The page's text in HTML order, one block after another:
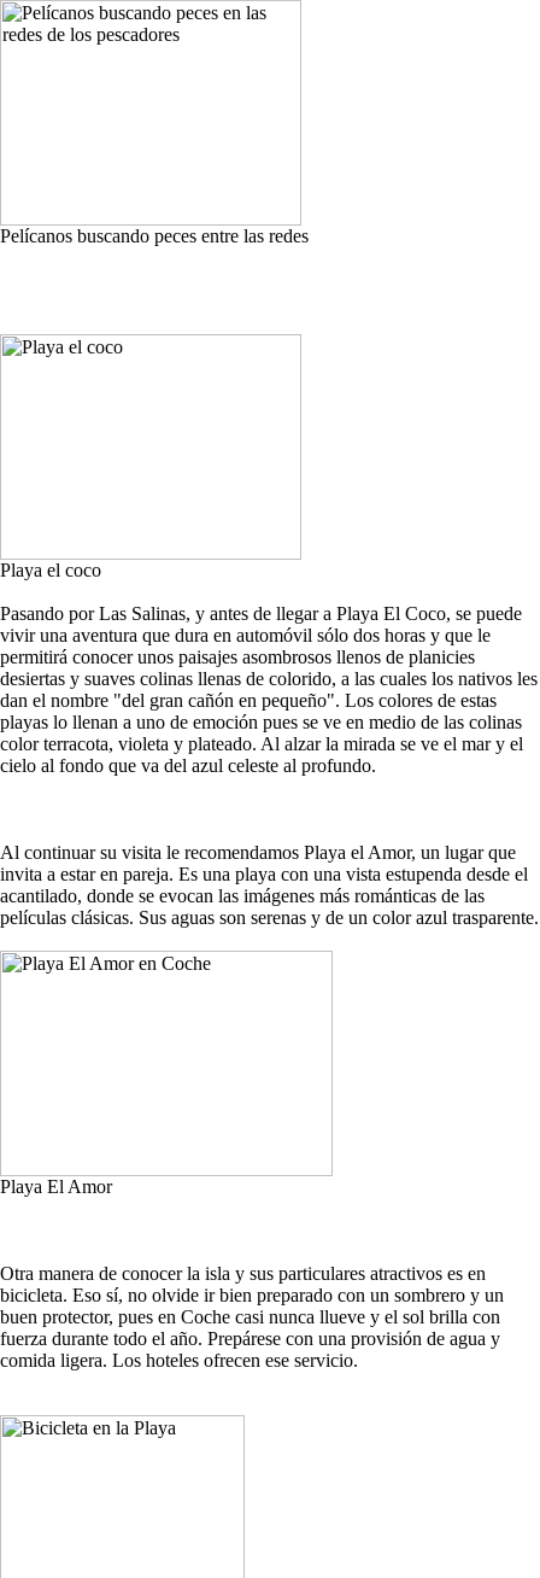
Pelícanos buscando peces entre las redes
Playa el coco
Pasando por Las Salinas, y antes de llegar a Playa El Coco, se puede
vivir una aventura que dura en automóvil sólo dos horas y que le
permitirá conocer unos paisajes asombrosos llenos de planicies
desiertas y suaves colinas llenas de colorido, a las cuales los nativos les
dan el nombre "del gran cañón en pequeño". Los colores de estas
playas lo llenan a uno de emoción pues se ve en medio de las colinas
color terracota, violeta y plateado. Al alzar la mirada se ve el mar y el
cielo al fondo que va del azul celeste al profundo.
Al continuar su visita le recomendamos Playa el Amor, un lugar que
invita a estar en pareja. Es una playa con una vista estupenda desde el
acantilado, donde se evocan las imágenes más románticas de las
películas clásicas. Sus aguas son serenas y de un color azul trasparente.
Playa El Amor
Otra manera de conocer la isla y sus particulares atractivos es en
bicicleta. Eso sí, no olvide ir bien preparado con un sombrero y un
buen protector, pues en Coche casi nunca llueve y el sol brilla con
fuerza durante todo el año. Prepárese con una provisión de agua y
comida ligera. Los hoteles ofrecen ese servicio.